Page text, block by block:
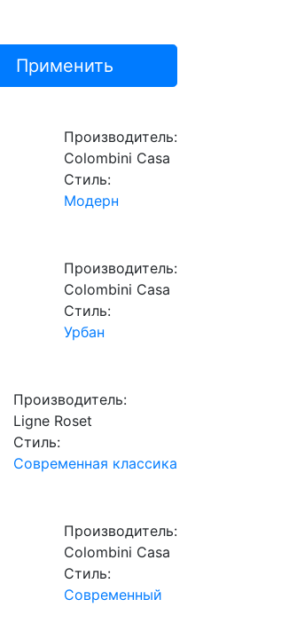
Производитель:
Сolombini Casa
Стиль:
Модерн
Производитель:
Сolombini Casa
Стиль:
Урбан
Производитель:
Ligne Roset
Стиль:
Современная классика
Производитель:
Сolombini Casa
Стиль:
Современный